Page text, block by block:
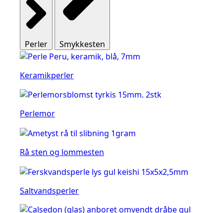
Perler Smykkesten
Keramikperler
Perlemor
Rå sten og lommesten
Saltvandsperler